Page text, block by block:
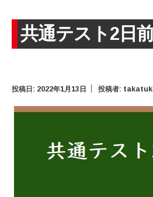
共通テスト2日
投稿日: 2022年1月13日 投稿者: